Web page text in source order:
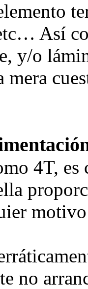
Así
y/o
mera
4T,
no